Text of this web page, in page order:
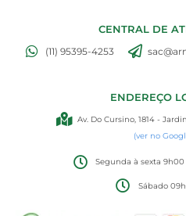
CENTRAL DE
(11) 95395-4253
ENDEREÇO
Av. Do Cursino, 1814 -
(ver no
Segunda à sexta
Sábado